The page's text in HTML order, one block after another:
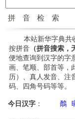
拼音检索
本站新华字典共
按拼音（拼音搜索，
便地查询到汉字的字
画、笔顺、部首等，
历）、真人发音、注
码、四角号码等等。
今日汉字 ： 鷮